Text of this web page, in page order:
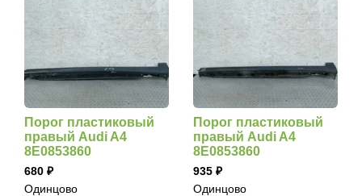
Порог пластиковый
правый Audi A4
8E0853860
680
Одинцово
Порог пластиковый
правый Audi A4
8E0853860
935
Одинцово